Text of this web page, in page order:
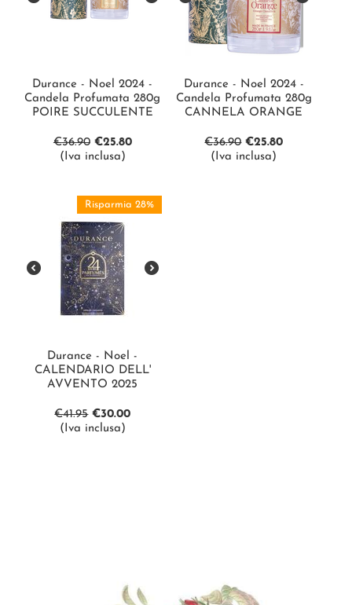
Durance - Noel 2024 -
Candela Profumata 280g
POIRE SUCCULENTE
€36.90 €25.80
(Iva inclusa)
Durance - Noel 2024 -
Candela Profumata 280g
CANNELA ORANGE
€36.90 €25.80
(Iva inclusa)
Risparmia 28%
Durance - Noel -
CALENDARIO DELL'
AVVENTO 2025
€41.95 €30.00
(Iva inclusa)